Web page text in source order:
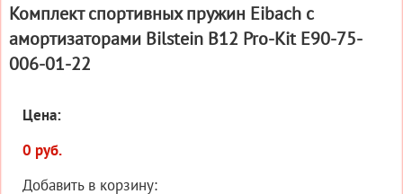
Комплект спортивных пружин Eibach с
амортизаторами Bilstein B12 Pro-Kit E90-75-
006-01-22
Цена:
0 руб.
Добавить в корзину: